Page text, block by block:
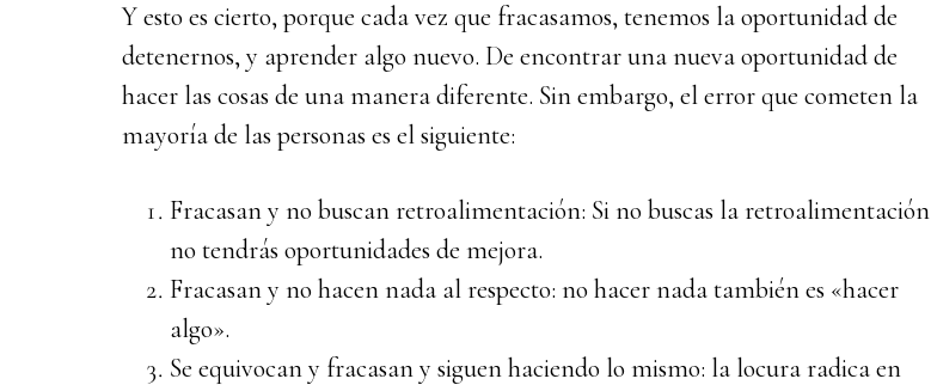
Y esto es cierto, porque cada vez que fracasamos, tenemos la oportunidad de
detenernos, y aprender algo nuevo. De encontrar una nueva oportunidad de
hacer las cosas de una manera diferente. Sin embargo, el error que cometen la
mayoría de las personas es el siguiente:
Fracasan y no buscan retroalimentación: Si no buscas la retroalimentación
no tendrás oportunidades de mejora.
Fracasan y no hacen nada al respecto: no hacer nada también es «hacer
algo».
Se equivocan y fracasan y siguen haciendo lo mismo: la locura radica en